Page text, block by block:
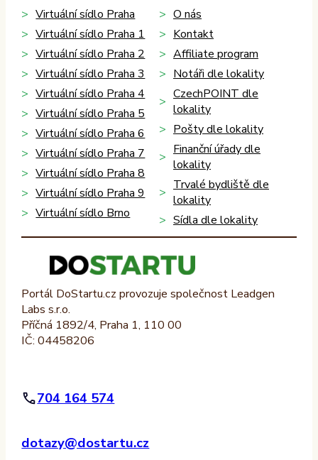
Virtuální sídlo Praha
Virtuální sídlo Praha 1
Virtuální sídlo Praha 2
Virtuální sídlo Praha 3
Virtuální sídlo Praha 4
Virtuální sídlo Praha 5
Virtuální sídlo Praha 6
Virtuální sídlo Praha 7
Virtuální sídlo Praha 8
Virtuální sídlo Praha 9
Virtuální sídlo Brno
O nás
Kontakt
Affiliate program
Notáři dle lokality
CzechPOINT dle
lokality
Pošty dle lokality
Finanční úřady dle
lokality
Trvalé bydliště dle
lokality
Sídla dle lokality
Portál DoStartu.cz provozuje společnost Leadgen
Labs s.r.o.
Příčná 1892/4, Praha 1, 110 00
IČ: 04458206
704 164 574
dotazy@dostartu.cz